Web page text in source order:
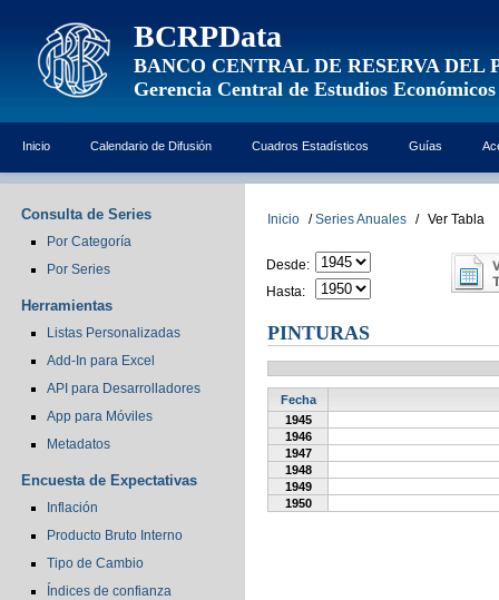
BCRPData
BANCO CENTRAL DE RESERVA DEL
Gerencia Central de Estudios Económicos
Inicio Calendario de Difusión Cuadros Estadísticos Guías
Consulta de Series
Por Categoría
Por Series
Herramientas
Listas Personalizadas
Add-In para Excel
API para Desarrolladores
App para Móviles
Metadatos
Encuesta de Expectativas
Inflación
Producto Bruto Interno
Tipo de Cambio
Índices de confianza
Inicio / Series Anuales / Ver Tabla
Desde:
Hasta:
PINTURAS
Fecha
1945
1946
1947
1948
1949
1950